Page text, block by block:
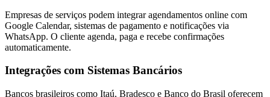
Empresas de serviços podem integrar agendamentos online com
Google Calendar, sistemas de pagamento e notificações via
WhatsApp. O cliente agenda, paga e recebe confirmações
automaticamente.
Integrações com Sistemas Bancários
Bancos brasileiros como Itaú, Bradesco e Banco do Brasil oferecem